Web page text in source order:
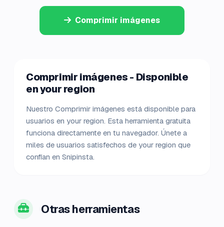
Comprimir imágenes
Comprimir imágenes - Disponible
en your region
Nuestro Comprimir imágenes está disponible para
usuarios en your region. Esta herramienta gratuita
funciona directamente en tu navegador. Únete a
miles de usuarios satisfechos de your region que
confían en Snipinsta.
Otras herramientas